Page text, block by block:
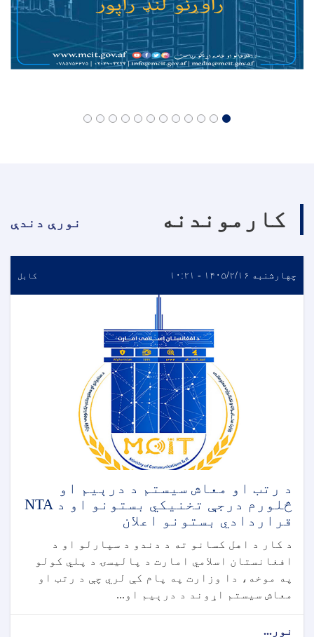
کارموندنه نورې دندې
چهارشنبه ۱۴۰۵/۲/۱۶ - ۱۰:۲۱ کابل
د رتب او معاش سیستم د درېیم او
څلورم درجې تخنیکي بستونو او د NTA
قراردادي بستونو اعلان
د کار د اهل کسانو ته د دندو د سپارلو او د
افغانستان اسلامي امارت د پالیسۍ د پلي کولو
په موخه، دا وزارت په پام کې لري چې د رتب او
معاش سیستم اړوند د درېیم او...
نور...